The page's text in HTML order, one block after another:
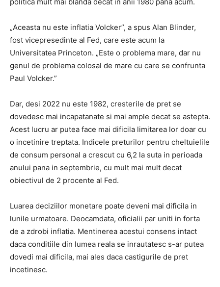
„Aceasta nu este inflatia Volcker”, a spus Alan Blinder,
fost vicepresedinte al Fed, care este acum la
Universitatea Princeton. „Este o problema mare, dar nu
genul de problema colosal de mare cu care se confrunta
Paul Volcker.”
Dar, desi 2022 nu este 1982, cresterile de pret se
dovedesc mai incapatanate si mai ample decat se astepta.
Acest lucru ar putea face mai dificila limitarea lor doar cu
o incetinire treptata. Indicele preturilor pentru cheltuielile
de consum personal a crescut cu 6,2 la suta in perioada
anului pana in septembrie, cu mult mai mult decat
obiectivul de 2 procente al Fed.
Luarea deciziilor monetare poate deveni mai dificila in
lunile urmatoare. Deocamdata, oficialii par uniti in forta
de a zdrobi inflatia. Mentinerea acestui consens intact
daca conditiile din lumea reala se inrautatesc s-ar putea
dovedi mai dificila, mai ales daca castigurile de pret
incetinesc.